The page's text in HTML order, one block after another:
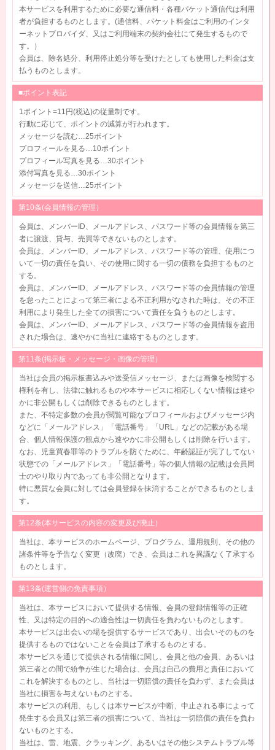
本サービスを利用するために必要な通信料・各種パケット通信代は利用
者が負担するものとします。(通信料、パケット料金はご利用のインタ
ーネットプロバイダ、又はご利用端末の契約会社にて発生するもので
す。）
会員は、除名処分、利用停止処分等を受けたとしても使用した料金は支
払うものとします。
■ポイント表記
1ポイント=11円(税込)の従量制です。
行動に応じて、ポイントの減算が行われます。
メッセージを読む…25ポイント
プロフィールを見る…10ポイント
プロフィール写真を見る…30ポイント
添付写真を見る…30ポイント
メッセージを送信…25ポイント
第10条(会員情報の管理）
会員は、メンバーID、メールアドレス、パスワード等の会員情報を第三
者に譲渡、貸与、売買等できないものとします。
会員は、メンバーID、メールアドレス、パスワード等の管理、使用につ
いて一切の責任を負い、その使用に関する一切の債務を負担するものと
する。
会員は、メンバーID、メールアドレス、パスワード等の会員情報の管理
を怠ったことによって第三者による不正利用がなされた時は、その不正
利用により発生した全ての損害について責任を負うものとします。
会員は、メンバーID、メールアドレス、パスワード等の会員情報を盗用
された場合は、速やかに当社に連絡するものとします。
第11条(掲示板・メッセージ・画像の管理）
当社は会員の掲示板書込みや送受信メッセージ、または画像を検閲する
権利を有し、法律に触れるものや本サービスに相応しくない情報は速や
かに非公開もしくは削除できるものとします。
また、不特定多数の会員が閲覧可能なプロフィールおよびメッセージ内
などに「メールアドレス」「電話番号」「URL」などの記載がある場
合、個人情報保護の観点から速やかに非公開もしくは削除を行います。
なお、児童買春罪等のトラブルを防ぐために、年齢認証が完了してない
状態での「メールアドレス」「電話番号」等の個人情報の記載は会員同
士のやり取り内であっても非公開となります。
特に悪質な会員に対しては会員登録を抹消することができるものとしま
す。
第12条(本サービスの内容の変更及び廃止）
当社は、本サービスのホームページ、プログラム、運用規則、その他の
諸条件等を予告なく変更（改廃）でき、会員はこれを異議なく了承する
ものとします。
第13条(運営側の免責事項）
当社は、本サービスにおいて提供する情報、会員の登録情報等の正確
性、又は特定の目的への適合性は一切責任を負わないものとします。
本サービスは出会いの場を提供するサービスであり、出会いそのものを
提供するものではないことを会員は了承するものとする。
本サービスを通じて提供される情報に関し、会員と他の会員、あるいは
第三者との間で紛争が生じた場合は、会員は自己の費用と責任において
これを解決するものとし、当社は一切賠償の責任を負わず、また会員は
当社に損害を与えないものとする。
本サービスの利用、もしくは本サービスが中断、中止される事によって
発生する会員又は第三者の損害について、当社は一切賠償の責任を負わ
ないものとする。
当社は、雷、地震、クラッキング、あるいはその他システムトラブル等